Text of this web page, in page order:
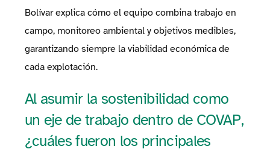
Bolívar explica cómo el equipo combina trabajo en
campo, monitoreo ambiental y objetivos medibles,
garantizando siempre la viabilidad económica de
cada explotación.
Al asumir la sostenibilidad como
un eje de trabajo dentro de COVAP,
¿cuáles fueron los principales